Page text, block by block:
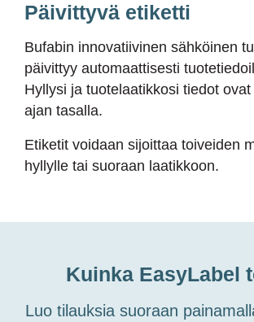
Päivittyvä etiketti
Bufabin innovatiivinen sähköinen
päivittyy automaattisesti
Hyllysi ja tuotelaatikkosi tiedot
ajan tasalla.
Etiketit voidaan sijoittaa toiveiden
hyllylle tai suoraan laatikkoon.
Kuinka EasyLabel
Luo tilauksia suoraan